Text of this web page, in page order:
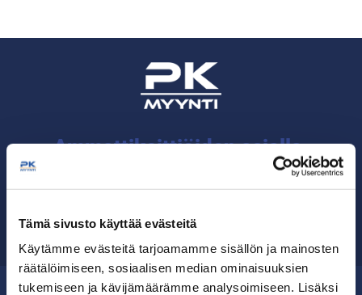
Tämä sivusto käyttää evästeitä
Käytämme evästeitä tarjoamamme sisällön ja mainosten
räätälöimiseen, sosiaalisen median ominaisuuksien
tukemiseen ja kävijämäärämme analysoimiseen. Lisäksi
Ammattikeittiöiden asialla.
29 vuoden kokemuksella ympäri Suomen
OTA YHTEYTTÄ ›